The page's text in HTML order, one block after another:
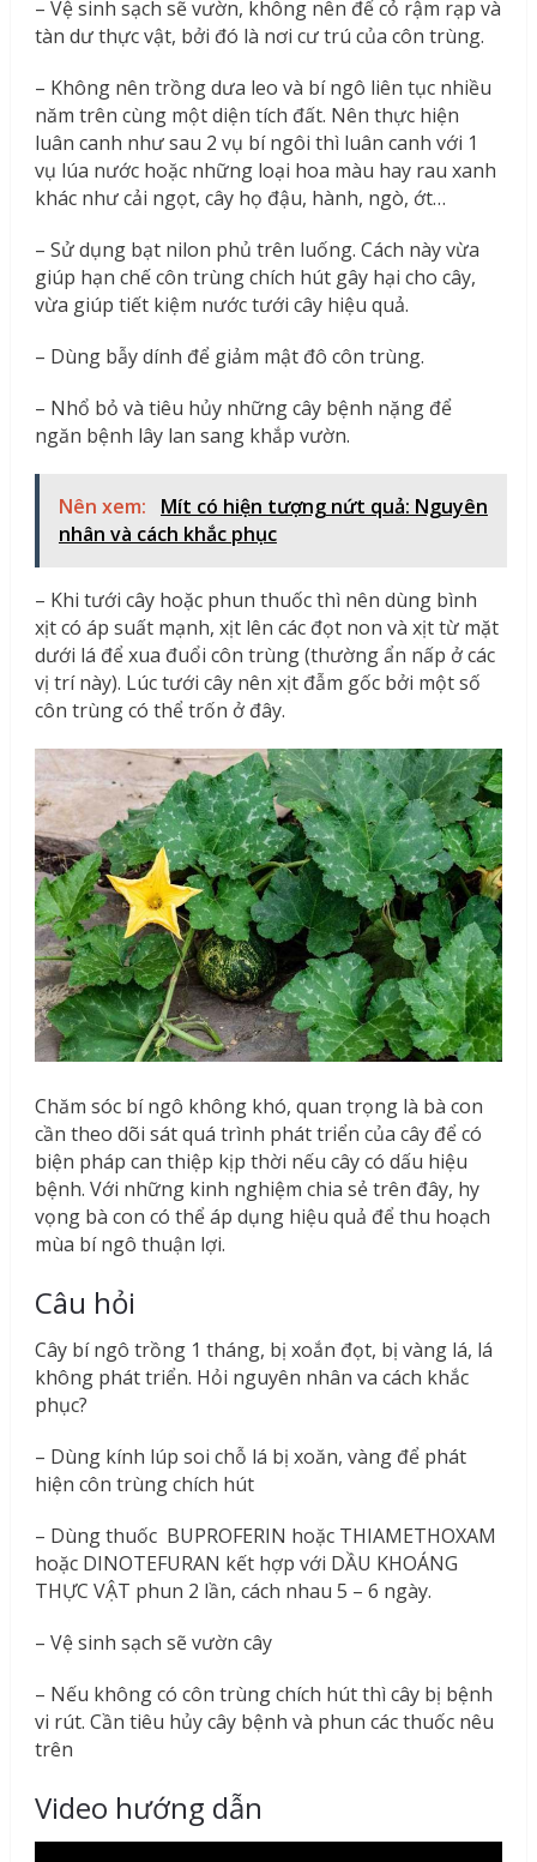
– Vệ sinh sạch sẽ vườn, không nên để cỏ rậm rạp và
tàn dư thực vật, bởi đó là nơi cư trú của côn trùng.
– Không nên trồng dưa leo và bí ngô liên tục nhiều
năm trên cùng một diện tích đất. Nên thực hiện
luân canh như sau 2 vụ bí ngôi thì luân canh với 1
vụ lúa nước hoặc những loại hoa màu hay rau xanh
khác như cải ngọt, cây họ đậu, hành, ngò, ớt…
– Sử dụng bạt nilon phủ trên luống. Cách này vừa
giúp hạn chế côn trùng chích hút gây hại cho cây,
vừa giúp tiết kiệm nước tưới cây hiệu quả.
– Dùng bẫy dính để giảm mật đô côn trùng.
– Nhổ bỏ và tiêu hủy những cây bệnh nặng để
ngăn bệnh lây lan sang khắp vườn.
Nên xem:
Mít có hiện tượng nứt quả: Nguyên
nhân và cách khắc phục
– Khi tưới cây hoặc phun thuốc thì nên dùng bình
xịt có áp suất mạnh, xịt lên các đọt non và xịt từ mặt
dưới lá để xua đuổi côn trùng (thường ẩn nấp ở các
vị trí này). Lúc tưới cây nên xịt đẫm gốc bởi một số
côn trùng có thể trốn ở đây.
Chăm sóc bí ngô không khó, quan trọng là bà con
cần theo dõi sát quá trình phát triển của cây để có
biện pháp can thiệp kịp thời nếu cây có dấu hiệu
bệnh. Với những kinh nghiệm chia sẻ trên đây, hy
vọng bà con có thể áp dụng hiệu quả để thu hoạch
mùa bí ngô thuận lợi.
Câu hỏi
Cây bí ngô trồng 1 tháng, bị xoắn đọt, bị vàng lá, lá
không phát triển. Hỏi nguyên nhân va cách khắc
phục?
– Dùng kính lúp soi chỗ lá bị xoăn, vàng để phát
hiện côn trùng chích hút
– Dùng thuốc BUPROFERIN hoặc THIAMETHOXAM
hoặc DINOTEFURAN kết hợp với DẦU KHOÁNG
THỰC VẬT phun 2 lần, cách nhau 5 – 6 ngày.
– Vệ sinh sạch sẽ vườn cây
– Nếu không có côn trùng chích hút thì cây bị bệnh
vi rút. Cần tiêu hủy cây bệnh và phun các thuốc nêu
trên
Video hướng dẫn